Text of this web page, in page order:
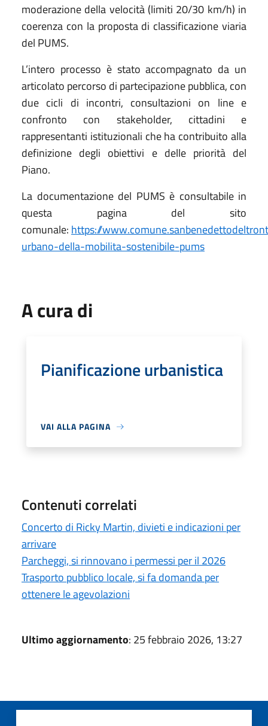
moderazione della velocità (limiti 20/30 km/h) in
coerenza con la proposta di classificazione viaria
del PUMS.
L’intero processo è stato accompagnato da un
articolato percorso di partecipazione pubblica, con
due cicli di incontri, consultazioni on line e
confronto con stakeholder, cittadini e
rappresentanti istituzionali che ha contribuito alla
definizione degli obiettivi e delle priorità del
Piano.
La documentazione del PUMS è consultabile in
questa pagina del sito
comunale: https://
urbano-della-mobilita-sostenibile-pums
A cura di
Pianificazione urbanistica
VAI ALLA PAGINA
Contenuti correlati
Concerto di Ricky Martin, divieti e indicazioni per
arrivare
Parcheggi, si rinnovano i permessi per il 2026
Trasporto pubblico locale, si fa domanda per
ottenere le agevolazioni
Ultimo aggiornamento: 25 febbraio 2026, 13:27